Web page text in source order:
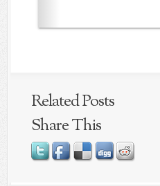
Related Posts
Share This